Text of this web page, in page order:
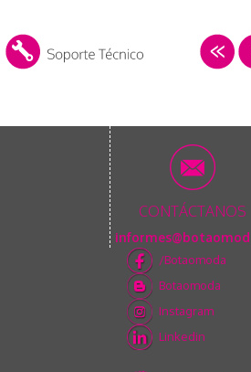
CONTÁCTANOS
/Botaomoda
Botaomoda
Instagram
Linkedin